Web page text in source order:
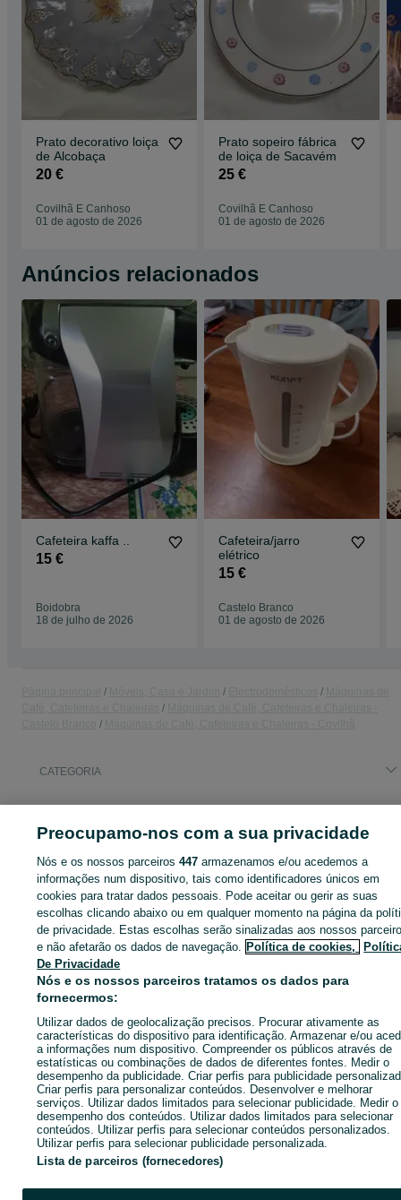
Prato decorativo loiça
de Alcobaça
20 €
Covilhã E Canhoso
01 de agosto de 2026
Prato sopeiro fábrica
de loiça de Sacavém
25 €
Covilhã E Canhoso
01 de agosto de 2026
Anúncios relacionados
Cafeteira kaffa ..
15 €
Boidobra
18 de julho de 2026
Cafeteira/jarro
elétrico
15 €
Castelo Branco
01 de agosto de 2026
CATEGORIA
Entra na tua conta OLX ou cria uma nova para contactares
anunciante
Entrar ou criar conta
Ligar / SMS Enviar mensagem
Preocupamo-nos com a sua privacidade
Nós e os nossos parceiros447 armazenamos e/ou acedemos a
informações num dispositivo, tais como identificadores únicos em
cookies para tratar dados pessoais. Pode aceitar ou gerir as suas
escolhas clicando abaixo ou em qualquer momento na página da
de privacidade. Estas escolhas serão sinalizadas aos nossos
e não afetarão os dados de navegação. Política de cookies,
De Privacidade
Nós e os nossos parceiros tratamos os dados para
fornecermos:
Utilizar dados de geolocalização precisos. Procurar ativamente as
características do dispositivo para identificação. Armazenar e/ou
a informações num dispositivo. Compreender os públicos através de
estatísticas ou combinações de dados de diferentes fontes. Medir o
desempenho da publicidade. Criar perfis para publicidade
Criar perfis para personalizar conteúdos. Desenvolver e melhorar
serviços. Utilizar dados limitados para selecionar publicidade. Medir o
desempenho dos conteúdos. Utilizar dados limitados para selecionar
conteúdos. Utilizar perfis para selecionar conteúdos personalizados.
Utilizar perfis para selecionar publicidade personalizada.
Lista de parceiros (fornecedores)